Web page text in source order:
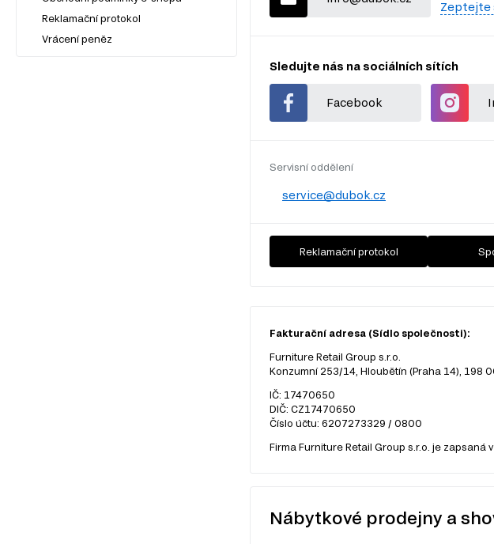
Reklamační protokol
Vrácení peněz
Zeptejte
Sledujte nás na sociálních sítích
Facebook
Servisní oddělení
service@dubok.cz
Reklamační protokol
Fakturační adresa (Sídlo společnosti):
Furniture Retail Group s.r.o.
Konzumní 253/14, Hloubětín (Praha 14), 198
IČ: 17470650
DIČ: CZ17470650
Číslo účtu: 6207273329 / 0800
Firma Furniture Retail Group s.r.o. je zapsaná
Nábytkové prodejny a